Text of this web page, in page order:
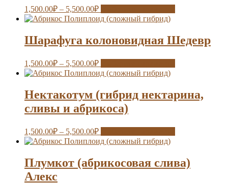
1,500.00₽ – 5,500.00₽
Шарафуга колоновидная Шедевр
1,500.00₽ – 5,500.00₽
Нектакотум (гибрид нектарина,
сливы и абрикоса)
1,500.00₽ – 5,500.00₽
Плумкот (абрикосовая слива)
Алекс